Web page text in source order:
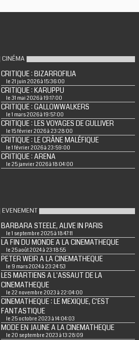
CINÉMA
CRITIQUE : BIZARROFILIA
le 21 juin 2026 à 15:36:00
CRITIQUE : KARUPPU
le 31 mai 2026 à 19:17:00
CRITIQUE : GALLOWWALKERS
le 1 mars 2026 à 19:57:00
CRITIQUE : LES VOYAGES DE GULLIVER
le 15 février 2026 à 23:28:00
CRITIQUE : LE CRÂNE MALÉFIQUE
le 1 février 2026 à 23:59:00
CRITIQUE : ARENA
le 25 janvier 2026 à 18:04:00
EVENEMENT
BARBARA STEELE, ALIVE IN PARIS
le 1 septembre 2025 à 18:47:11
LA FIN DU MONDE A LA CINEMATHEQUE
le 25 août 2024 à 23:18:55
PETER WEIR A LA CINEMATHEQUE
le 9 mars 2024 à 23:24:53
LES MARTIENS A L'ASSAUT DE LA
CINEMATHEQUE
le 22 novembre 2023 à 22:04:00
CINEMATHEQUE : LE MEXIQUE, C'EST
FANTASTIQUE
le 25 octobre 2023 à 14:04:03
MODE EN JAUNE A LA CINEMATHEQUE
le 20 septembre 2023 à 13:28:09